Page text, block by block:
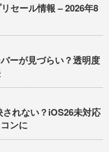
セール情報 – 2026年8
ーが見づらい？透明度
れない？iOS26未対応
ンに